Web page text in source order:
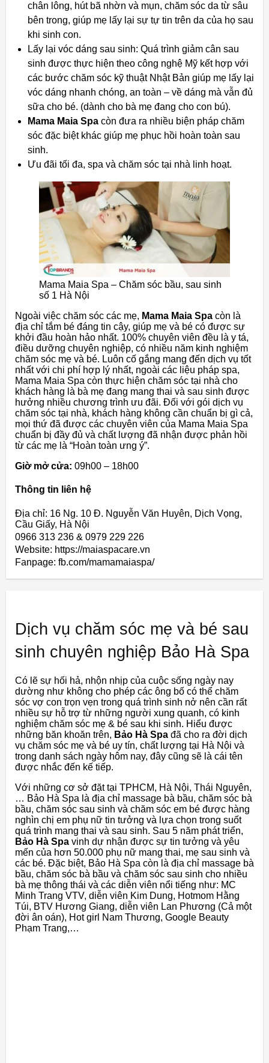
chân lông, hút bã nhờn và mụn, chăm sóc da từ sâu
bên trong, giúp mẹ lấy lại sự tự tin trên da của họ sau
khi sinh con.
Lấy lại vóc dáng sau sinh: Quá trình giảm cân sau
sinh được thực hiện theo công nghệ Mỹ kết hợp với
các bước chăm sóc kỹ thuật Nhật Bản giúp mẹ lấy lại
vóc dáng nhanh chóng, an toàn – về dáng mà vẫn đủ
sữa cho bé. (dành cho bà mẹ đang cho con bú).
Mama Maia Spa còn đưa ra nhiều biện pháp chăm
sóc đặc biệt khác giúp mẹ phục hồi hoàn toàn sau
sinh.
Ưu đãi tối đa, spa và chăm sóc tại nhà linh hoạt.
Mama Maia Spa – Chăm sóc bầu, sau sinh
số 1 Hà Nội
Ngoài việc chăm sóc các mẹ, Mama Maia Spa còn là
địa chỉ tắm bé đáng tin cậy, giúp mẹ và bé có được sự
khởi đầu hoàn hảo nhất. 100% chuyên viên đều là y tá,
điều dưỡng chuyên nghiệp, có nhiều năm kinh nghiệm
chăm sóc mẹ và bé. Luôn cố gắng mang đến dịch vụ tốt
nhất với chi phí hợp lý nhất, ngoài các liệu pháp spa,
Mama Maia Spa còn thực hiện chăm sóc tại nhà cho
khách hàng là bà mẹ đang mang thai và sau sinh được
hưởng nhiều chương trình ưu đãi. Đối với gói dịch vụ
chăm sóc tại nhà, khách hàng không cần chuẩn bị gì cả,
mọi thứ đã được các chuyên viên của Mama Maia Spa
chuẩn bị đầy đủ và chất lượng đã nhận được phản hồi
từ các mẹ là “Hoàn toàn ưng ý”.
Giờ mở cửa: 09h00 – 18h00
Thông tin liên hệ
Địa chỉ: 16 Ng. 10 Đ. Nguyễn Văn Huyên, Dịch Vọng,
Cầu Giấy, Hà Nội
0966 313 236 & 0979 229 226
Website: https://maiaspacare.vn
Fanpage: fb.com/mamamaiaspa/
Dịch vụ chăm sóc mẹ và bé sau
sinh chuyên nghiệp Bảo Hà Spa
Có lẽ sự hối hả, nhộn nhịp của cuộc sống ngày nay
dường như không cho phép các ông bố có thể chăm
sóc vợ con trọn vẹn trong quá trình sinh nở nên cần rất
nhiều sự hỗ trợ từ những người xung quanh, có kinh
nghiệm chăm sóc mẹ & bé sau khi sinh. Hiểu được
những băn khoăn trên, Bảo Hà Spa đã cho ra đời dịch
vụ chăm sóc mẹ và bé uy tín, chất lượng tại Hà Nội và
trong danh sách ngày hôm nay, đây cũng sẽ là cái tên
được nhắc đến kế tiếp.
Với những cơ sở đặt tại TPHCM, Hà Nội, Thái Nguyên,
… Bảo Hà Spa là địa chỉ massage bà bầu, chăm sóc bà
bầu, chăm sóc sau sinh và chăm sóc em bé được hàng
nghìn chị em phụ nữ tin tưởng và lựa chọn trong suốt
quá trình mang thai và sau sinh. Sau 5 năm phát triển,
Bảo Hà Spa vinh dự nhận được sự tin tưởng và yêu
mến của hơn 50.000 phụ nữ mang thai, mẹ sau sinh và
các bé. Đặc biệt, Bảo Hà Spa còn là địa chỉ massage bà
bầu, chăm sóc bà bầu và chăm sóc sau sinh cho nhiều
bà mẹ thông thái và các diễn viên nổi tiếng như: MC
Minh Trang VTV, diễn viên Kim Dung, Hotmom Hằng
Túi, BTV Hương Giang, diễn viên Lan Phương (Cả một
đời ân oán), Hot girl Nam Thương, Google Beauty
Phạm Trang,…